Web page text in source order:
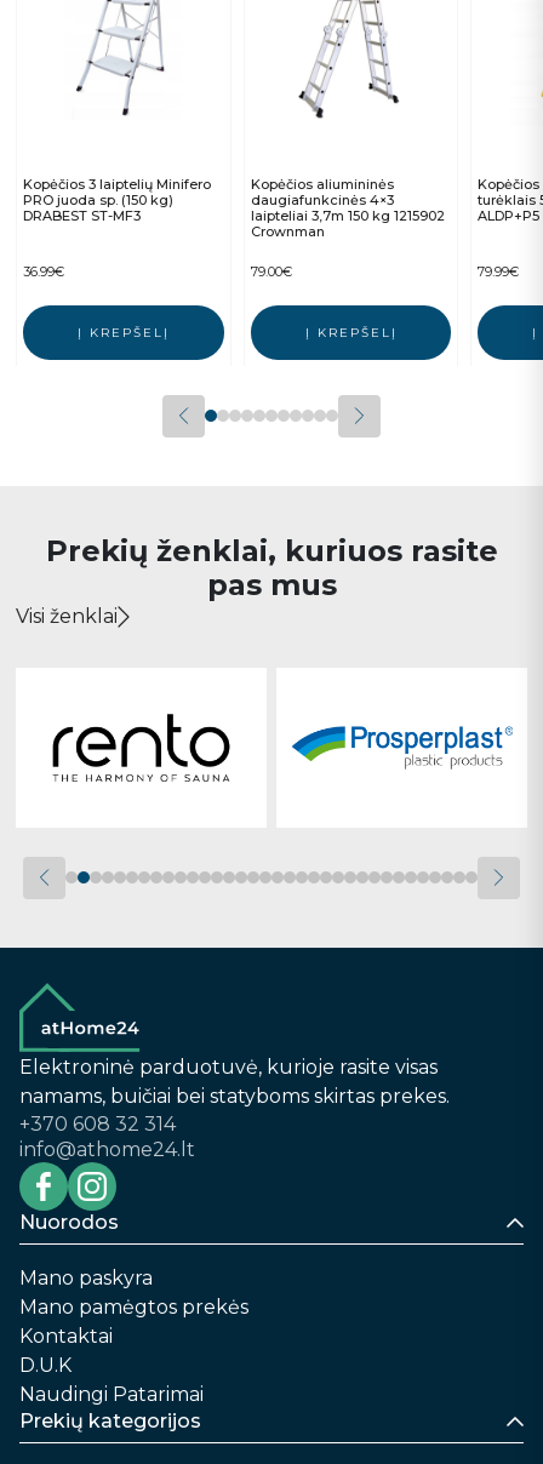
Kopėčios 3 laiptelių Minifero
PRO juoda sp. (150 kg)
DRABEST ST-MF3
36.99€
Į KREPŠELĮ
Kopėčios aliumininės
daugiafunkcinės 4×3
laipteliai 3,7m 150 kg 1215902
Crownman
79.00€
Į KREPŠELĮ
turėklais
ALDP+P5
79.99€
Į
Prekių ženklai, kuriuos rasite
pas mus
Visi ženklai
Elektroninė parduotuvė, kurioje rasite visas
namams, buičiai bei statyboms skirtas prekes.
+370 608 32 314
info@athome24.lt
Nuorodos
Mano paskyra
Mano pamėgtos prekės
Kontaktai
D.U.K
Naudingi Patarimai
Prekių kategorijos